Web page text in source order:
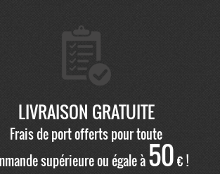
LIVRAISON GRATUITE
Frais de port offerts pour toute
supérieure ou égale à50€ !